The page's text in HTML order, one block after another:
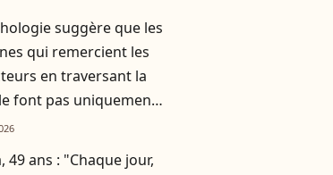
suggère que les
qui remercient les
en traversant la
font pas uniquement
49 ans : "Chaque jour,